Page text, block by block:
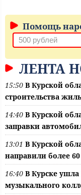
Помощь
ЛЕНТА
15:50 В Курской
строительства
14:40 В Курской
заправки
13:01 В Курской
направили более
16:40 В Курске
музыкального